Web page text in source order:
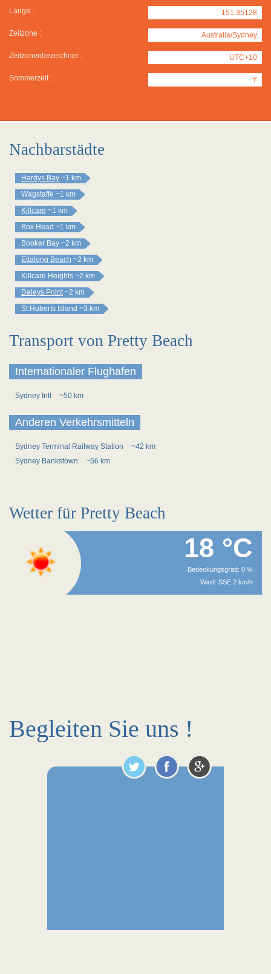
Länge : 151.35128
Zeitzone : Australia/Sydney
Zeitzonenbezeichner : UTC+10
Sommerzeit : Y
Nachbarstädte
Hardys Bay ~1 km
Wagstaffe ~1 km
Killcare ~1 km
Box Head ~1 km
Booker Bay ~2 km
Ettalong Beach ~2 km
Killcare Heights ~2 km
Daleys Point ~2 km
St Huberts Island ~3 km
Transport von Pretty Beach
Internationaler Flughafen
Sydney Intl ~50 km
Anderen Verkehrsmitteln
Sydney Terminal Railway Station
~42 km
Sydney Bankstown
~56 km
Wetter für Pretty Beach
18 °C
Bedeckungsgrad: 0 %
Wind: SSE 2 km/h
Begleiten Sie uns !